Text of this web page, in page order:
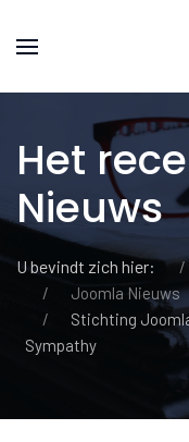
Het
Nieuws
U bevindt zich hier:
Joomla Nieuws
Stichting
Sympathy